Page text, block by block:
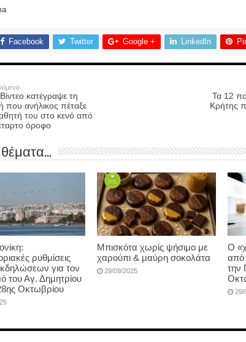
Facebook Twitter Google + LinkedIn
κατέγραψε τη
που ανήλικος πέταξε
του στο κενό από
όροφο
Τα 12
Κρήτης
ρυθμίσεις
για τον
του Αγ. Δημητρίου
Οκτωβρίου
Μπισκότα χωρίς ψήσιμο με
χαρούπι & μαύρη σοκολάτα
29/09/2025
Ο
από
την
29/